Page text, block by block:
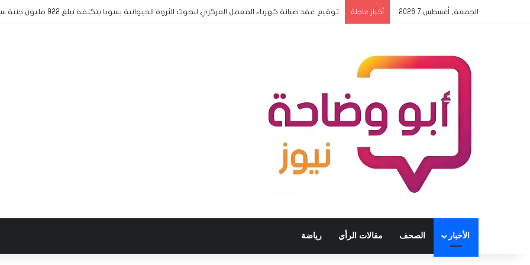
الجمعة, أغسطس 7 2026 أخبار عاجلة بدء وصول بعثات المدارس المشاركة في منافسات البطولة المدرسية الافريقية لكرة القدم الى الخرطوم
الأخبار الصحف مقالات الرأي رياضة